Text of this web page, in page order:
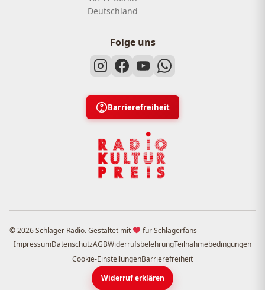
Deutschland
Folge uns
Barrierefreiheit
© 2026 Schlager Radio. Gestaltet mit
für Schlagerfans
ImpressumDatenschutzAGBWiderrufsbelehrungTeilnahmebedingungen
Cookie-EinstellungenBarrierefreiheit
Widerruf erklären